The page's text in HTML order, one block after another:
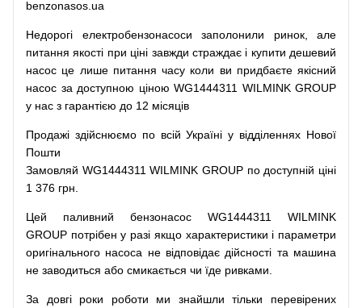
benzonasos.ua
Недорогі електробензонасоси заполонили ринок,
але
питання якості при ціні завжди страждає і купити дешевий
насос це лише питання часу коли ви придбаєте якісний
насос за доступною ціною WG1444311 WILMINK GROUP
у нас з гарантією до 12 місяців
Продажі здійснюємо по всій Україні у відділеннях Нової
Пошти
Замовляй WG1444311 WILMINK GROUP по доступній ціні
1 376 грн.
Цей паливний бензонасос WG1444311 WILMINK
GROUP потрібен у разі якщо характеристики і параметри
оригінального насоса не відповідає дійсності та машина
не заводиться або смикається чи їде ривками
За довгі роки роботи ми знайшли тільки
перевірених